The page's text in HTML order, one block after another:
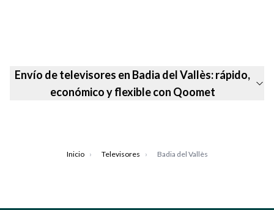
Envío de televisores en Badia del Vallès: rápido,
económico y flexible con Qoomet
Inicio › Televisores › Badia del Vallès